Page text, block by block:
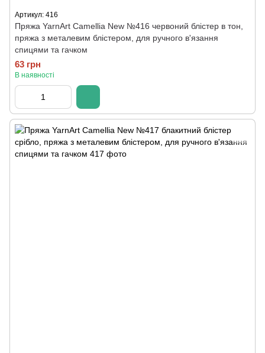
Артикул: 416
Пряжа YarnArt Camellia New №416 червоний блістер в тон,
пряжа з металевим блістером, для ручного в'язання
спицями та гачком
63 грн
В наявності